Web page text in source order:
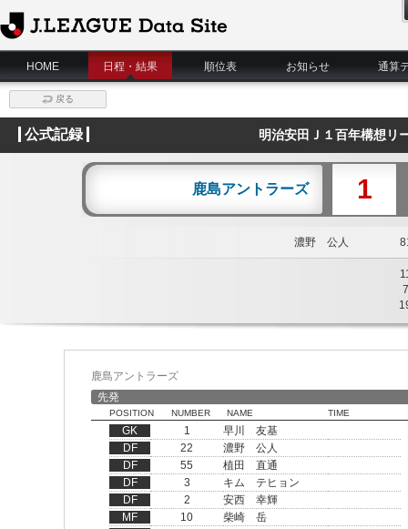
J.League Data Site
HOME
日程・結果 順位表 お知らせ 通算
戻る
公式記録 明治安田Ｊ１百年構想
鹿島アントラーズ 1
濃野 公人
7
鹿島アントラーズ
先発
POSITION NUMBER NAME TIME
GK 1
早川 友基
DF
22
濃野 公人
DF
55
植田 直通
DF
3
キム テヒョン
DF
2
安西 幸輝
MF
10
柴崎 岳